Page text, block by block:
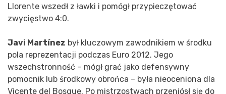
Llorente wszedł z ławki i pomógł przypieczętować
zwycięstwo 4:0.
Javi Martínez był kluczowym zawodnikiem w środku
pola reprezentacji podczas Euro 2012. Jego
wszechstronność – mógł grać jako defensywny
pomocnik lub środkowy obrońca – była nieoceniona dla
Vicente del Bosque. Po mistrzostwach przeniósł się do